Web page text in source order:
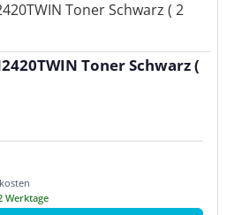
Toner Schwarz (
Werktage